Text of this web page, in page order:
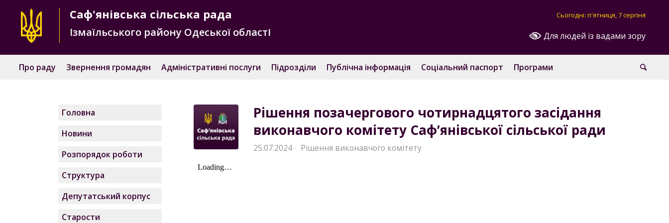
Для людей із вадами зору
Сьогодні: п'ятниця, 7 серпня
Саф'янівська сільська рада
Ізмаїльського району Одеської області
Про раду Звернення громадян Адміністративні послуги Підрозділи Публічна інформація Соціальний паспорт Програми
Рішення позачергового чотирнадцятого засідання
виконавчого комітету Саф’янівської сільської ради
25.07.2024 · Рішення виконавчого комітету
Головна
Новини
Розпорядок роботи
Структура
Депутатський корпус
Старости